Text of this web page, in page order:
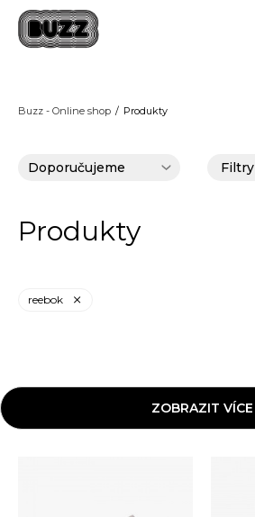
Buzz - Online shop Produkty
Filtry
Produkty
reebok
ZOBRAZIT VÍCE